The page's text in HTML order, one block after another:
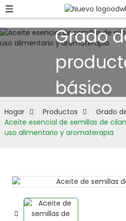
Grado
básico
Hogar Productos
Grado
Aceite esencial de semillas de
uso alimentario y aromaterapia